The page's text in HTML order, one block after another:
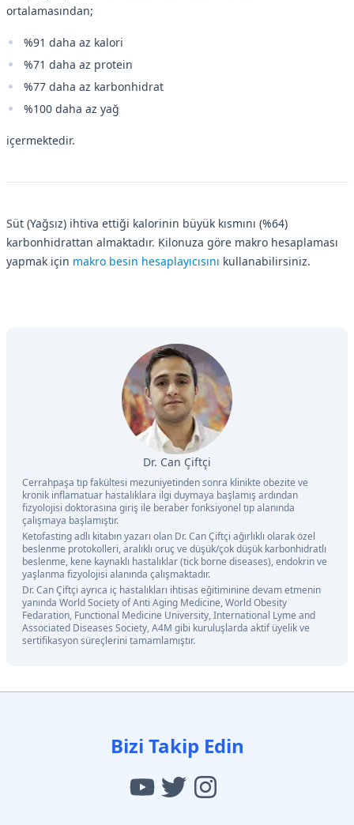
ortalamasından;
%91 daha az kalori
%71 daha az protein
%77 daha az karbonhidrat
%100 daha az yağ
içermektedir.
Süt (Yağsız) ihtiva ettiği kalorinin büyük kısmını (%64)
karbonhidrattan almaktadır. Kilonuza göre makro hesaplaması
yapmak için makro besin hesaplayıcısını kullanabilirsiniz.
Dr. Can Çiftçi
Cerrahpaşa tıp fakültesi mezuniyetinden sonra klinikte obezite ve
kronik inflamatuar hastalıklara ilgi duymaya başlamış ardından
fizyolojisi doktorasına giriş ile beraber fonksiyonel tıp alanında
çalışmaya başlamıştır.
Ketofasting adlı kitabın yazarı olan Dr. Can Çiftçi ağırlıklı olarak özel
beslenme protokolleri, aralıklı oruç ve düşük/çok düşük karbonhidratlı
beslenme, kene kaynaklı hastalıklar (tick borne diseases), endokrin ve
yaşlanma fizyolojisi alanında çalışmaktadır.
Dr. Can Çiftçi ayrıca iç hastalıkları ihtisas eğitiminine devam etmenin
yanında World Society of Anti Aging Medicine, World Obesity
Fedaration, Functional Medicine University, International Lyme and
Associated Diseases Society, A4M gibi kuruluşlarda aktif üyelik ve
sertifikasyon süreçlerini tamamlamıştır.
Bizi Takip Edin